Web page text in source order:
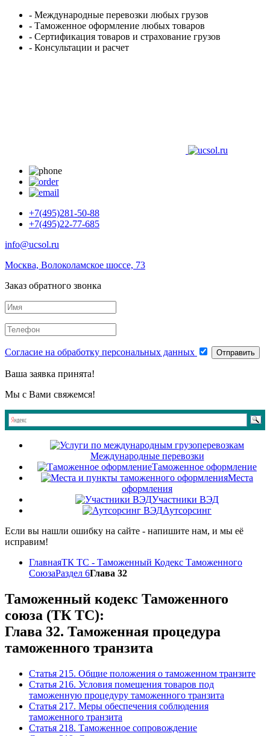
- Международные перевозки любых грузов
- Таможенное оформление любых товаров
- Сертификация товаров и страхование грузов
- Консультации и расчет
+7(495)281-50-88
+7(495)22-77-685
info@ucsol.ru
Москва, Волоколамское шоссе, 73
Заказ обратного звонка
Согласие на обработку персональных данных Отправить
Ваша заявка принята!
Мы с Вами свяжемся!
Международные перевозки
Таможенное оформление
Места
оформления
Участники ВЭД
Аутсорсинг
Если вы нашли ошибку на сайте - напишите нам, и мы её
исправим!
ГлавнаяТК ТС - Таможенный Кодекс Таможенного
СоюзаРаздел 6Глава 32
Таможенный кодекс Таможенного
союза (ТК ТС):
Глава 32. Таможенная процедура
таможенного транзита
Статья 215. Общие положения о таможенном транзите
Статья 216. Условия помещения товаров под
таможенную процедуру таможенного транзита
Статья 217. Меры обеспечения соблюдения
таможенного транзита
Статья 218. Таможенное сопровождение